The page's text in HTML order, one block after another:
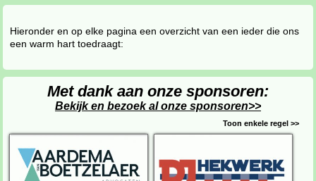
Hieronder en op elke pagina een overzicht van een ieder die ons
een warm hart toedraagt:
Met dank aan onze sponsoren:
Bekijk en bezoek al onze sponsoren>>
Toon enkele regel >>